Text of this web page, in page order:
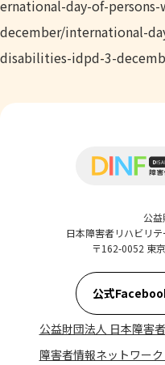
ernational-day-of-
december/international-
disabilities-idpd-3-
公益
日本障害者リハビリ
〒162-0052 東
公式
公益財団法人 日本障害
障害者情報ネットワー